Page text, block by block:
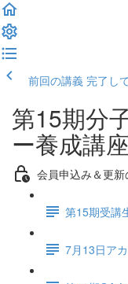
前回の講義 完了し
第15期分
ー養成講座
会員申込み＆更新
第15期受講
7月13日ア